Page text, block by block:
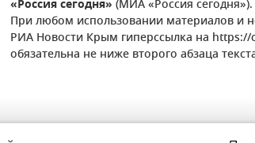
«Россия сегодня» (МИА «Россия сегодня»).
При любом использовании материалов и
РИА Новости Крым гиперссылка на
обязательна не ниже второго абзаца